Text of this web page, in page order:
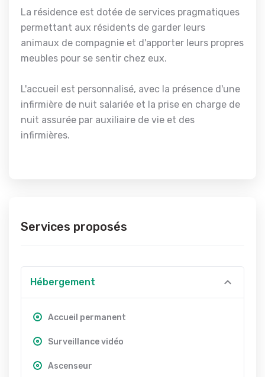
La résidence est dotée de services pragmatiques
permettant aux résidents de garder leurs
animaux de compagnie et d'apporter leurs propres
meubles pour se sentir chez eux.
L'accueil est personnalisé, avec la présence d'une
infirmière de nuit salariée et la prise en charge de
nuit assurée par auxiliaire de vie et des
infirmières.
Services proposés
Hébergement
Accueil permanent
Surveillance vidéo
Ascenseur